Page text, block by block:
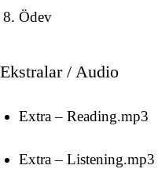
Ödev
Ekstralar / Audio
Extra – Reading.mp3
Extra – Listening.mp3